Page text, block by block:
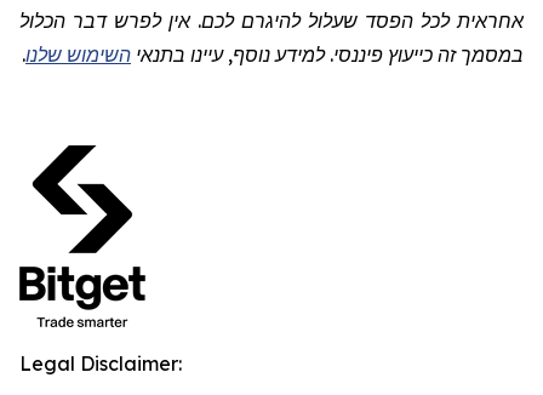
אחראית לכל הפסד שעלול להיגרם לכם. אין לפרש דבר הכלול
במסמך זה כייעוץ פיננסי. למידע נוסף, עיינו בתנאי השימוש שלנו.
Legal Disclaimer: